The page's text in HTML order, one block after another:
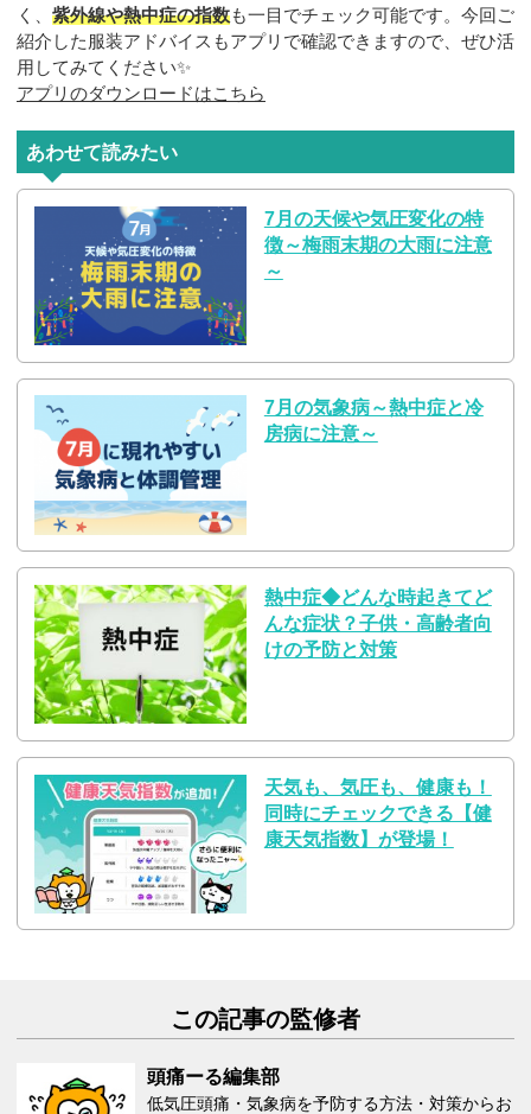
く、 紫外線や熱中症の指数も一目でチェック可能です。今回ご
紹介した服装アドバイスもアプリで確認できますので、ぜひ活
用してみてください✨
アプリのダウンロードはこちら
あわせて読みたい
7月の天候や気圧変化の特
徴～梅雨末期の大雨に注意
～
7月の気象病～熱中症と冷
房病に注意～
熱中症◆どんな時起きてど
んな症状？子供・高齢者向
けの予防と対策
天気も、気圧も、健康も！
同時にチェックできる【健
康天気指数】が登場！
この記事の監修者
頭痛ーる編集部
低気圧頭痛・気象病を予防する方法・対策からお